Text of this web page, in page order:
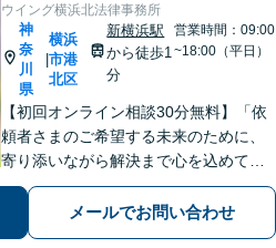
ウイング横浜北法律事務所
神
奈
川
県
|
横浜
市港
北区
新横浜駅
から徒歩1
分
営業時間：09:00
~18:00（平日）
【初回オンライン相談30分無料】「依
頼者さまのご希望する未来のために、
寄り添いながら解決まで心を込めて対
応します」不動産契約や売買、家賃滞
納など不動産トラブル／離婚協議や調
停など離婚問題／相続・遺言も対応
メールでお問い合わせ